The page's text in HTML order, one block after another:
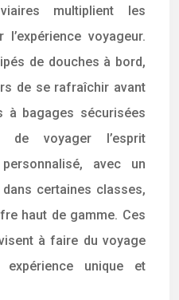
multiplient les
voyageur.
de douches à bord,
de se rafraîchir avant
à bagages sécurisées
voyager l’esprit
avec un
certaines classes,
haut de gamme. Ces
à faire du voyage
unique et